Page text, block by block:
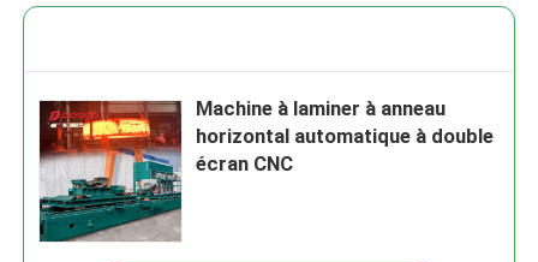
Machine à laminer à anneau
horizontal automatique à double
écran CNC